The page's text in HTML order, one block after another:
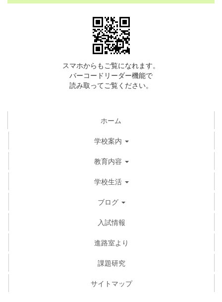
スマホからもご覧になれます。
バーコードリーダー機能で
読み取ってご覧ください。
ホーム
学校案内
教育内容
学校生活
ブログ
入試情報
進路室より
課題研究
サイトマップ